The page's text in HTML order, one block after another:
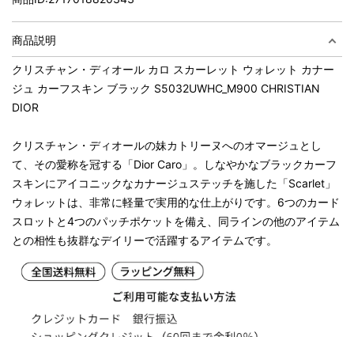
商品説明
クリスチャン・ディオール カロ スカーレット ウォレット カナー
ジュ カーフスキン ブラック S5032UWHC_M900 CHRISTIAN
DIOR
クリスチャン・ディオールの妹カトリーヌへのオマージュとし
て、その愛称を冠する「Dior Caro」。しなやかなブラックカーフ
スキンにアイコニックなカナージュステッチを施した「Scarlet」
ウォレットは、非常に軽量で実用的な仕上がりです。6つのカード
スロットと4つのパッチポケットを備え、同ラインの他のアイテム
との相性も抜群なデイリーで活躍するアイテムです。